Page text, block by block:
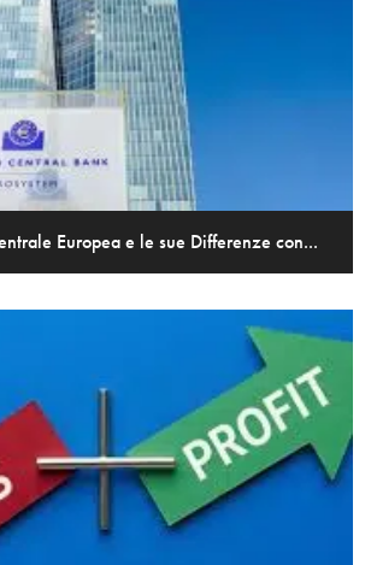
Europea e le sue Differenze con...